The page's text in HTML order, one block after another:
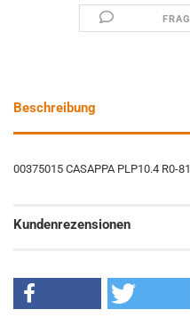
Beschreibung
00375015 CASAPPA PLP10.4 R0-
Kundenrezensionen